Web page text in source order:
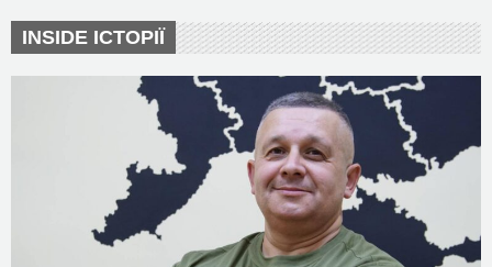
INSIDE ІСТОРІЇ